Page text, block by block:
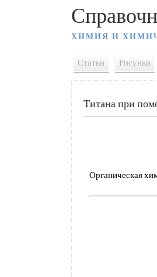
ХИМИЯ И
Статьи Рисунки
Титана при
Органическая